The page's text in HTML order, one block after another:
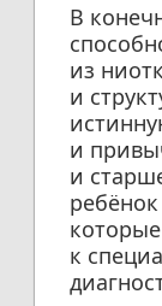
В
из
и
и
и
к